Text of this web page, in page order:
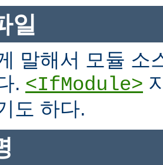
일
말해서 모듈 소
. <IfModule>
도 하다.